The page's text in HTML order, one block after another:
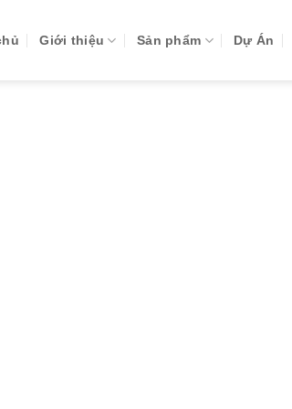
Giới thiệu Sản phẩm Dự Án